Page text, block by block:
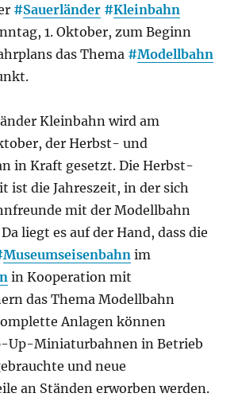
#Sauerländer #Kleinbahn
1. Oktober, zum Beginn
das Thema #Modellbahn
Kleinbahn wird am
der Herbst- und
in Kraft gesetzt. Die Herbst-
ist die Jahreszeit, in der sich
mit der Modellbahn
liegt es auf der Hand, dass die
Museumseisenbahn im
in Kooperation mit
das Thema Modellbahn
Anlagen können
Up-Miniaturbahnen in Betrieb
und neue
an Ständen erworben werden.